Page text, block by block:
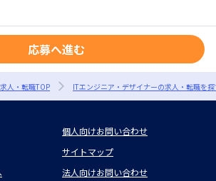
応募へ進む
人・転職TOP ITエンジニア・デザイナーの求人・転職を
個人向けお問い合わせ
サイトマップ
法人向けお問い合わせ